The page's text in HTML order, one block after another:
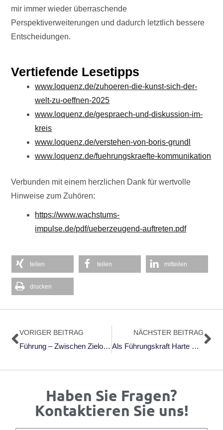
mir immer wieder überraschende
Perspektiverweiterungen und dadurch letztlich bessere
Entscheidungen.
Vertiefende Lesetipps
www.loquenz.de/zuhoeren-die-kunst-sich-der-
welt-zu-oeffnen-2025
www.loquenz.de/gespraech-und-diskussion-im-
kreis
www.loquenz.de/verstehen-von-boris-grundl
www.loquenz.de/fuehrungskraefte-kommunikation
Verbunden mit einem herzlichen Dank für wertvolle
Hinweise zum Zuhören:
https://www.wachstums-
impulse.de/pdf/ueberzeugend-auftreten.pdf
teilen teilen mitteilen
drucken
Zurück
VORIGER BEITRAG
Führung – Zwischen Zielorientierung Und Selbstwahrnehmung
NÄCHSTER BEITRAG
Als Führungskraft Harte Entscheidungen Treffen Und Klar Kommunizieren
Haben Sie Fragen?
Kontaktieren Sie uns!